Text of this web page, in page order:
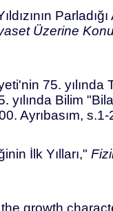
Üzerine
75.
yılında Bilim
Ayrıbasım, s.1-
İlk Yılları,"
growth